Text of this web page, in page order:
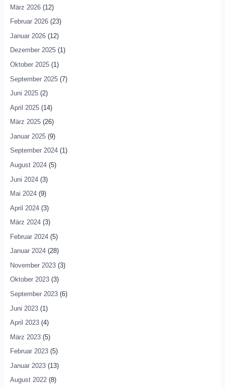
März 2026(12)
Februar 2026(23)
Januar 2026(12)
Dezember 2025(1)
Oktober 2025(1)
September 2025(7)
Juni 2025(2)
April 2025(14)
März 2025(26)
Januar 2025(9)
September 2024(1)
August 2024(5)
Juni 2024(3)
Mai 2024(9)
April 2024(3)
März 2024(3)
Februar 2024(5)
Januar 2024(28)
November 2023(3)
Oktober 2023(3)
September 2023(6)
Juni 2023(1)
April 2023(4)
März 2023(5)
Februar 2023(5)
Januar 2023(13)
August 2022(8)